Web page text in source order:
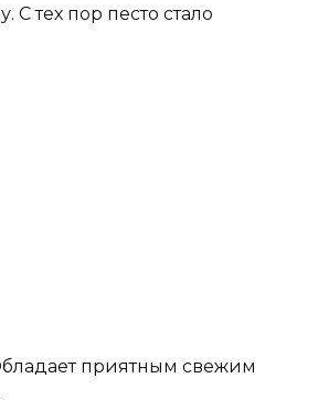
С тех пор песто стало
приятным свежим